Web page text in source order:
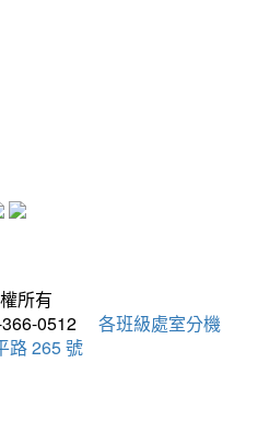
所有
0512
各班級處室分機
路 265 號